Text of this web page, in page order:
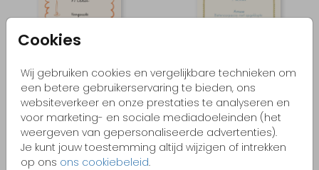
Cookies
Wij gebruiken cookies en vergelijkbare technieken om
een betere gebruikerservaring te bieden, ons
websiteverkeer en onze prestaties te analyseren en
voor marketing- en sociale mediadoeleinden (het
weergeven van gepersonaliseerde advertenties).
Je kunt jouw toestemming altijd wijzigen of intrekken
op ons ons cookiebeleid.
Menukaart Menukaart